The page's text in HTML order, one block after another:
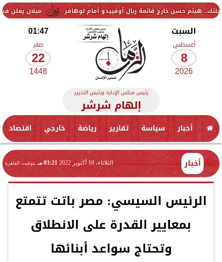
ميلان يعلن فسخ عقد خارج قائمة ريال أوفييدو أمام لوهافر
السبت
أغسطس
8
2026
01:47
صفر
22
1448
رئيس مجلس الإدارة ورئيس التحرير
إلهام شرشر
أخبار سياسة تقارير رياضة خارجي اقتصاد
أخبار الثلاثاء، 18 أكتوبر 2022 03:21 مـ بتوقيت القاهرة
الرئيس السيسي: مصر باتت تتمتع
بمعايير القدرة على الانطلاق
وتحتاج سواعد أبنائها